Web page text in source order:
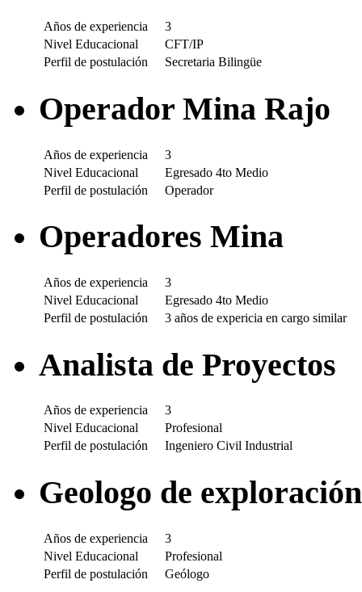
Años de experiencia
3
Nivel Educacional
CFT/IP
Perfil de postulación
Secretaria Bilingüe
Operador Mina Rajo
Años de experiencia
3
Nivel Educacional
Egresado 4to Medio
Perfil de postulación
Operador
Operadores Mina
Años de experiencia
3
Nivel Educacional
Egresado 4to Medio
Perfil de postulación
3 años de expericia en cargo similar
Analista de Proyectos
Años de experiencia
3
Nivel Educacional
Profesional
Perfil de postulación
Ingeniero Civil Industrial
Geologo de exploración
Años de experiencia
3
Nivel Educacional
Profesional
Perfil de postulación
Geólogo